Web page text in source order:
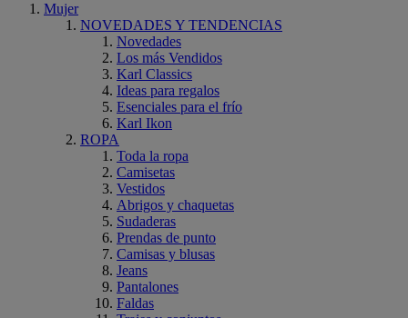
Mujer
NOVEDADES Y TENDENCIAS
Novedades
Los más Vendidos
Karl Classics
Ideas para regalos
Esenciales para el frío
Karl Ikon
ROPA
Toda la ropa
Camisetas
Vestidos
Abrigos y chaquetas
Sudaderas
Prendas de punto
Camisas y blusas
Jeans
Pantalones
Faldas